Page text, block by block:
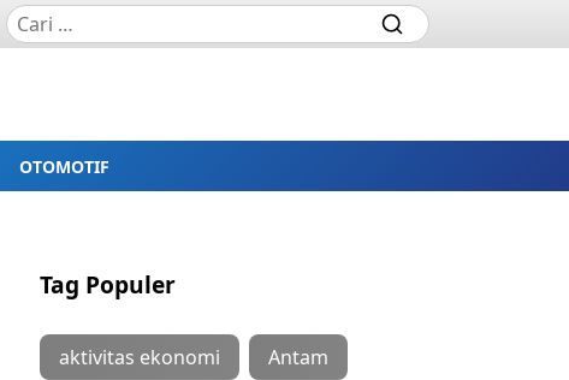
OTOMOTIF
Tag Populer
aktivitas ekonomi Antam